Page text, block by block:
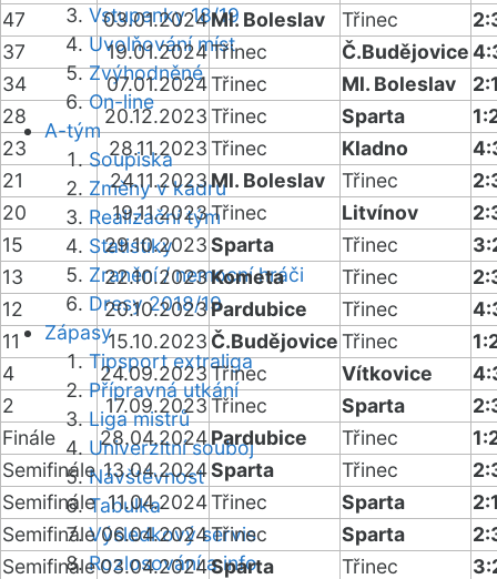
Vstupenky 18/19
Uvolňování míst
Zvýhodněné
On-line
A-tým
Soupiska
Změny v kádru
Realizační tým
Statistiky
Zranění / nemocní hráči
Dresy 2018/19
Zápasy
Tipsport extraliga
Přípravná utkání
Liga mistrů
Univerzitní souboj
Návštěvnost
Tabulka
Výsledkový servis
Rozlosování a info
47
03.01.2024Ml. Boleslav Třinec
37
19.01.2024Třinec Č.Budějovice
34
07.01.2024Třinec Ml. Boleslav
28
20.12.2023Třinec Sparta
23
28.11.2023Třinec Kladno
21
24.11.2023Ml. Boleslav Třinec
20
19.11.2023Třinec Litvínov
15
29.10.2023Sparta Třinec
13
22.10.2023Kometa Třinec
12
20.10.2023Pardubice Třinec
11
15.10.2023 Č.BudějoviceTřinec
4
24.09.2023Třinec Vítkovice
2
17.09.2023Třinec Sparta
Finále
28.04.2024Pardubice Třinec
Semifinále 13.04.2024Sparta Třinec
Semifinále 11.04.2024Třinec Sparta
Semifinále 06.04.2024Třinec Sparta
Semifinále03.04.2024Sparta Třinec